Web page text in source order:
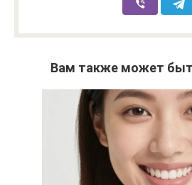
Вам также может